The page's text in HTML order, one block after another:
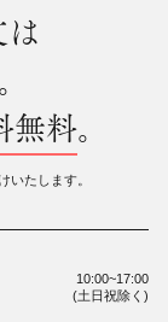
無料。
いたします。
10:00~17:00
(土日祝除く)